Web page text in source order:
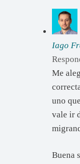
Iago
Me
uno
vale ir
Buena